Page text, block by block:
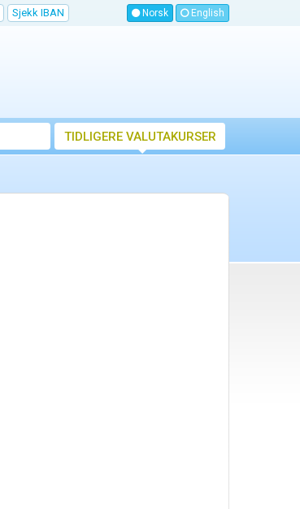
Sjekk IBAN Norsk English
TIDLIGERE VALUTAKURSER